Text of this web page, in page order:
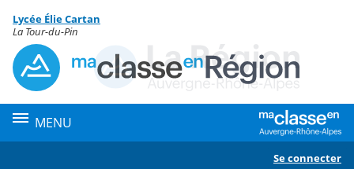
Menu de la rubrique
Contenu
Lycée Élie Cartan
La Tour-du-Pin
MENU
Se connecter